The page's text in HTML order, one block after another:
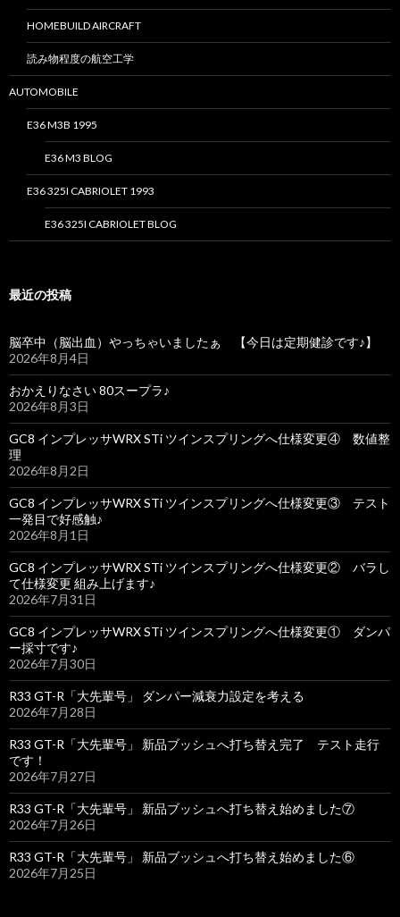
HOMEBUILD AIRCRAFT
読み物程度の航空工学
AUTOMOBILE
E36 M3B 1995
E36 M3 BLOG
E36 325I CABRIOLET 1993
E36 325I CABRIOLET BLOG
最近の投稿
脳卒中（脳出血）やっちゃいましたぁ 【今日は定期健診です♪】
2026年8月4日
おかえりなさい 80スープラ♪
2026年8月3日
GC8 インプレッサWRX STi ツインスプリングへ仕様変更④ 数値整
理
2026年8月2日
GC8 インプレッサWRX STi ツインスプリングへ仕様変更③ テスト
一発目で好感触♪
2026年8月1日
GC8 インプレッサWRX STi ツインスプリングへ仕様変更② バラし
て仕様変更 組み上げます♪
2026年7月31日
GC8 インプレッサWRX STi ツインスプリングへ仕様変更① ダンパ
ー採寸です♪
2026年7月30日
R33 GT-R「大先輩号」 ダンパー減衰力設定を考える
2026年7月28日
R33 GT-R「大先輩号」 新品ブッシュへ打ち替え完了 テスト走行
です！
2026年7月27日
R33 GT-R「大先輩号」 新品ブッシュへ打ち替え始めました⑦
2026年7月26日
R33 GT-R「大先輩号」 新品ブッシュへ打ち替え始めました⑥
2026年7月25日